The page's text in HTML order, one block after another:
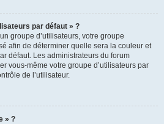
par défaut » ?
groupe d’utilisateurs, votre groupe
afin de déterminer quelle sera la couleur et
défaut. Les administrateurs du forum
vous-même votre groupe d’utilisateurs par
de l’utilisateur.
» ?